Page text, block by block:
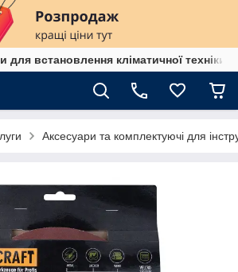
для встановлення кліматичної техніки
Аксесуари та комплектуючі для